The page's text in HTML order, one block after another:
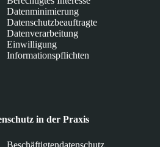
Datenminimierung
Datenschutzbeauftragte
Datenverarbeitung
Einwilligung
Informationspflichten
in der Praxis
Beschäftigtendatenschutz